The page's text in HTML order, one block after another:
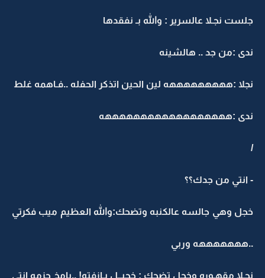
جلست نجـلا عالسرير : والله بـ نفقدها
ندى :من جد .. هالشينه
نجلا :هههههههههه لين الحين اتذكر الحفله ..فـاهمه غلط
ندى :ههههههههههههههههههه
/
- انتي من جدك؟؟
خجل وهي جالسه عالكنبه وتضحك:والله العظيم ميب فكرتي
..هههههههه وربي
نجـلا مقهـوره وخجل تضحك : خجيــل يـازفته! ..يامخ جزمه انتي